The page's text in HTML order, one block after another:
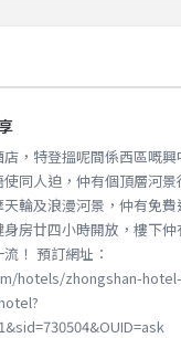
，特登搵呢間係西區嘅
同人迫，仲有個頂層河
輪及浪漫河景，仲有免
房廿四小時開放，樓下
！ 預訂網址：
hotels/zhongshan-